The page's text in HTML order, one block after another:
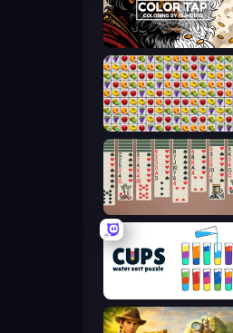
Color Tap: Coloring by Numbers
Same Game Fruit Collapse
Spider Solitaire 2 Suits
Cups - Water Sort Puzzle